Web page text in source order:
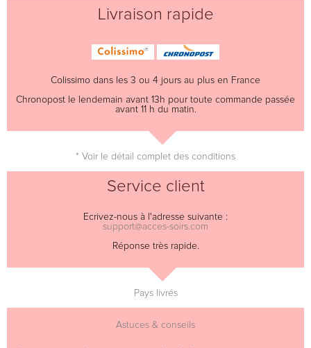
Livraison rapide
Colissimo dans les 3 ou 4 jours au plus en France
Chronopost le lendemain avant 13h pour toute commande passée
avant 11 h du matin.
* Voir le détail complet des conditions
Service client
Ecrivez-nous à l'adresse suivante :
support@acces-soirs.com
Réponse très rapide.
Pays livrés
Astuces & conseils